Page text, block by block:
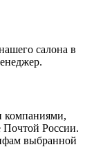
салона в
компаниями,
России.
выбранной